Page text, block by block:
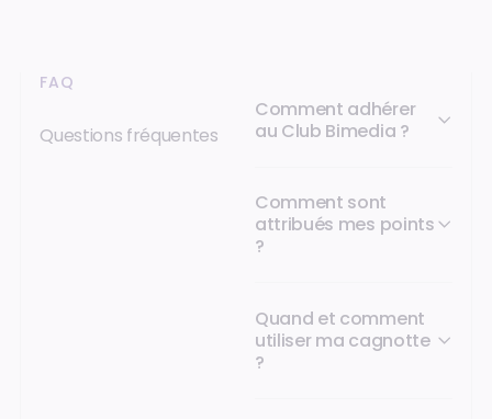
FAQ
Questions fréquentes
Comment adhérer
au Club Bimedia ?
Comment sont
attribués mes points
?
Quand et comment
utiliser ma cagnotte
?